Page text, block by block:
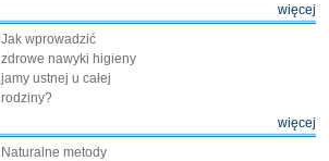
więcej
Jak wprowadzić
zdrowe nawyki higieny
jamy ustnej u całej
rodziny?
więcej
Naturalne metody